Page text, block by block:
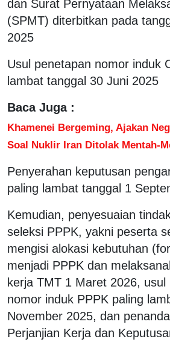
dan Surat Pernyataan
(SPMT) diterbitkan pada
2025
Usul penetapan nomor induk
lambat tanggal 30 Juni 2025
Baca Juga :
Khamenei Bergeming, Ajakan
Soal Nuklir Iran Ditolak Mentah-
Penyerahan keputusan
paling lambat tanggal 1
Kemudian, penyesuaian
seleksi PPPK, yakni peserta
mengisi alokasi kebutuhan
menjadi PPPK dan
kerja TMT 1 Maret 2026, usul
nomor induk PPPK paling
November 2025, dan
Perjanjian Kerja dan